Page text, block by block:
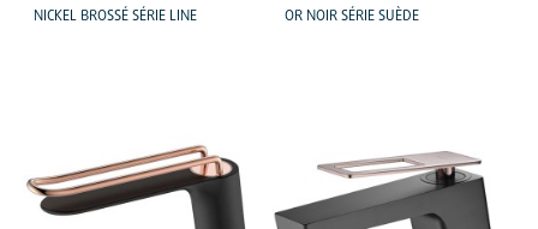
NICKEL BROSSÉ SÉRIE LINE
OR NOIR SÉRIE SUÈDE